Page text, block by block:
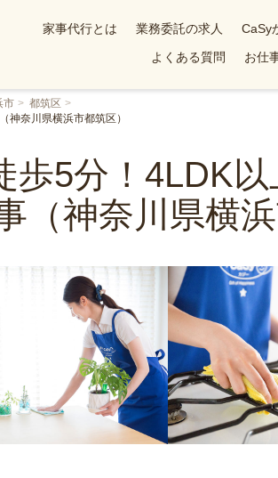
家事代行とは 業務委託の求人 CaSy
よくある質問
お仕
市
都筑区
神奈川県横浜市都筑区）
歩5分！4LDK
（神奈川県横浜